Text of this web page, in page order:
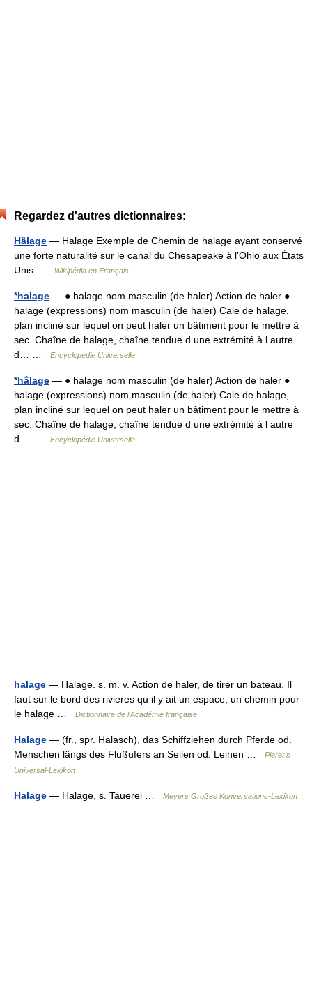
Regardez d'autres dictionnaires:
Hâlage — Halage Exemple de Chemin de halage ayant conservé
une forte naturalité sur le canal du Chesapeake à l’Ohio aux États
Unis …
Wikipédia en Français
*halage — ● halage nom masculin (de haler) Action de haler ●
halage (expressions) nom masculin (de haler) Cale de halage,
plan incliné sur lequel on peut haler un bâtiment pour le mettre à
sec. Chaîne de halage, chaîne tendue d une extrémité à l autre
d… …
Encyclopédie Universelle
*hâlage — ● halage nom masculin (de haler) Action de haler ●
halage (expressions) nom masculin (de haler) Cale de halage,
plan incliné sur lequel on peut haler un bâtiment pour le mettre à
sec. Chaîne de halage, chaîne tendue d une extrémité à l autre
d… …
Encyclopédie Universelle
halage — Halage. s. m. v. Action de haler, de tirer un bateau. Il
faut sur le bord des rivieres qu il y ait un espace, un chemin pour
le halage …
Dictionnaire de l'Académie française
Halage — (fr., spr. Halasch), das Schiffziehen durch Pferde od.
Menschen längs des Flußufers an Seilen od. Leinen …
Pierer's
Universal-Lexikon
Halage — Halage, s. Tauerei … Meyers Großes Konversations-Lexikon